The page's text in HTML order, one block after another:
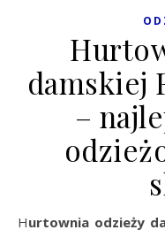
damskiej
–
Hurtownia odzieży